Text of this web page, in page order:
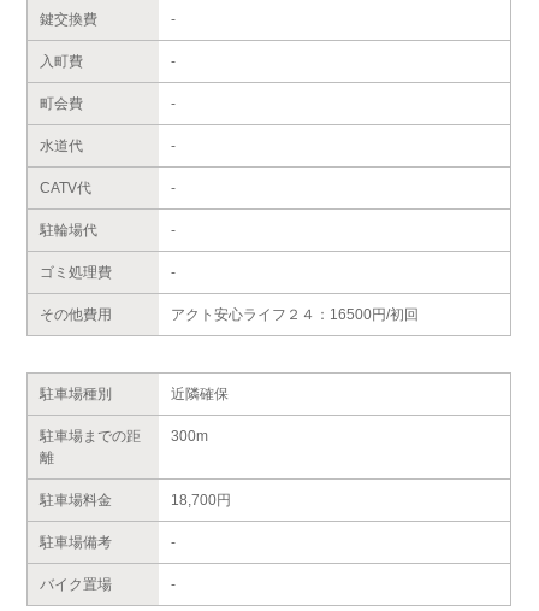
鍵交換費 -
入町費 -
町会費 -
水道代 -
CATV代 -
駐輪場代 -
ゴミ処理費 -
その他費用 アクト安心ライフ２４：16500円/初回
駐車場種別 近隣確保
駐車場までの距
離
300m
駐車場料金 18,700円
駐車場備考 -
バイク置場 -